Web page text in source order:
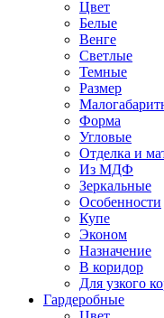
Цвет
Белые
Венге
Светлые
Темные
Размер
Форма
Угловые
Отделка и
Из МДФ
Зеркальные
Особенности
Купе
Эконом
Назначение
В коридор
Для узкого
Гардеробные